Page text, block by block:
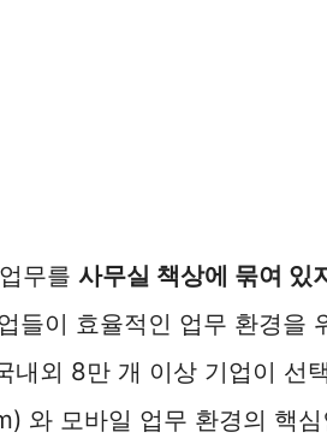
무를 사무실 책상에 묶여 있
들이 효율적인 업무 환경을
내외 8만 개 이상 기업이 선
와 모바일 업무 환경의 핵심